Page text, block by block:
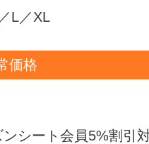
L／XL
価格
シート会員5%割引